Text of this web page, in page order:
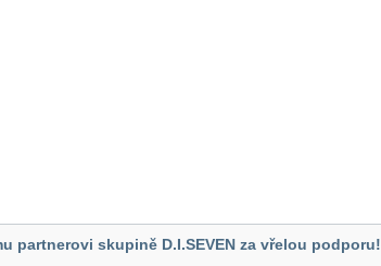
partnerovi skupině D.I.SEVEN za vřelou podporu!